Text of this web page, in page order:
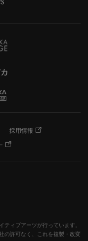
採用情報
ィブアーツが行っています。
の許可なく、これを複製・改変